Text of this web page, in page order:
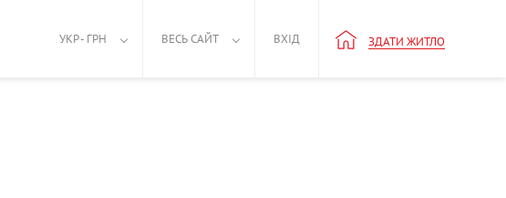
УКР - ГРН ВЕСЬ САЙТ ВХІД ЗДАТИ ЖИТЛО